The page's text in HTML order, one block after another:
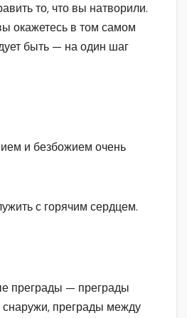
то, что вы натворили.
окажетесь в том самом
быть — на один шаг
и безбожием очень
с горячим сердцем.
преграды — преграды
снаружи, преграды между